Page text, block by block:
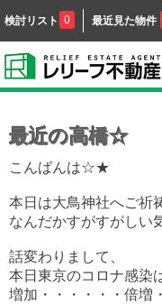
検討リスト 0 最近見た物件
最近の高橋☆
こんばんは☆★
本日は大鳥神社へご祈
なんだかすがすがしい
話変わりまして、
本日東京のコロナ感染
増加・・・・・・倍増